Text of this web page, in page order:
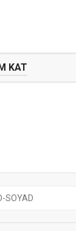
KAT